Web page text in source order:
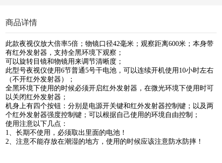
商品详情
此款夜视仪放大倍率5倍；物镜口径42毫米；观察距离600米；本身带
有红外发射器，支持全黑环境下观察；
可以旋转目镜和物镜用来调节清晰度；
此型号夜视仪使用6节普通5号干电池，可以连续开机使用10小时左右
（不开红外发射器）；
全黑环境下使用的时候必须开启红外发射器，在微光环境下使用时可
以关闭红外发射器；
机身上有四个按钮：分别是电源开关键和红外发射器控制键；以及两
个红外发射器强度控制键；可以根据自己使用的环境自由控制；
使用注意以下几点：
1、长期不使用，必须取出里面的电池！
2、注意不能存放在潮湿的地方，使用的时候应该注意防水防摔！